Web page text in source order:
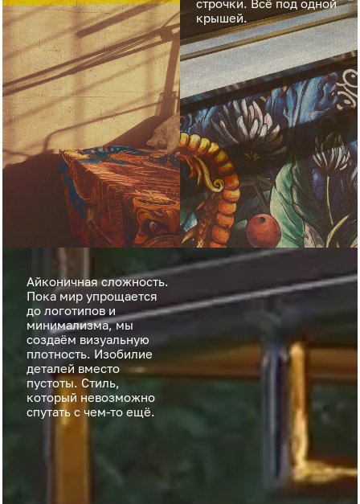
строчки. Всё под одной
крышей.
Айконичная сложность.
Пока мир упрощается
до логотипов и
минимализма, мы
создаём визуальную
плотность. Изобилие
деталей вместо
пустоты. Стиль,
который невозможно
спутать с чем-то ещё.